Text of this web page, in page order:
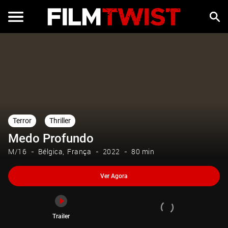
Terror Thriller
Medo Profundo
M/16 Bélgica França 2022 80 min
Ver Agora
Trailer